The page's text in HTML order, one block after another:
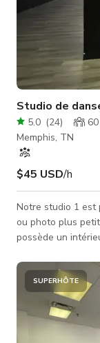
Studio de
5.0 (24) 60
Memphis, TN
$45 USD/h
Notre studio 1 est
ou photo plus
possède un
musicaux,
Veuillez toujours
l'hôte.
SUPERHÔTE